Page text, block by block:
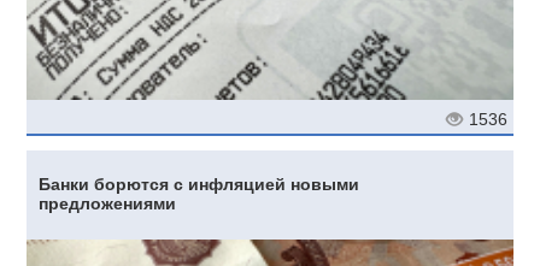
1536
Банки борются с инфляцией новыми
предложениями